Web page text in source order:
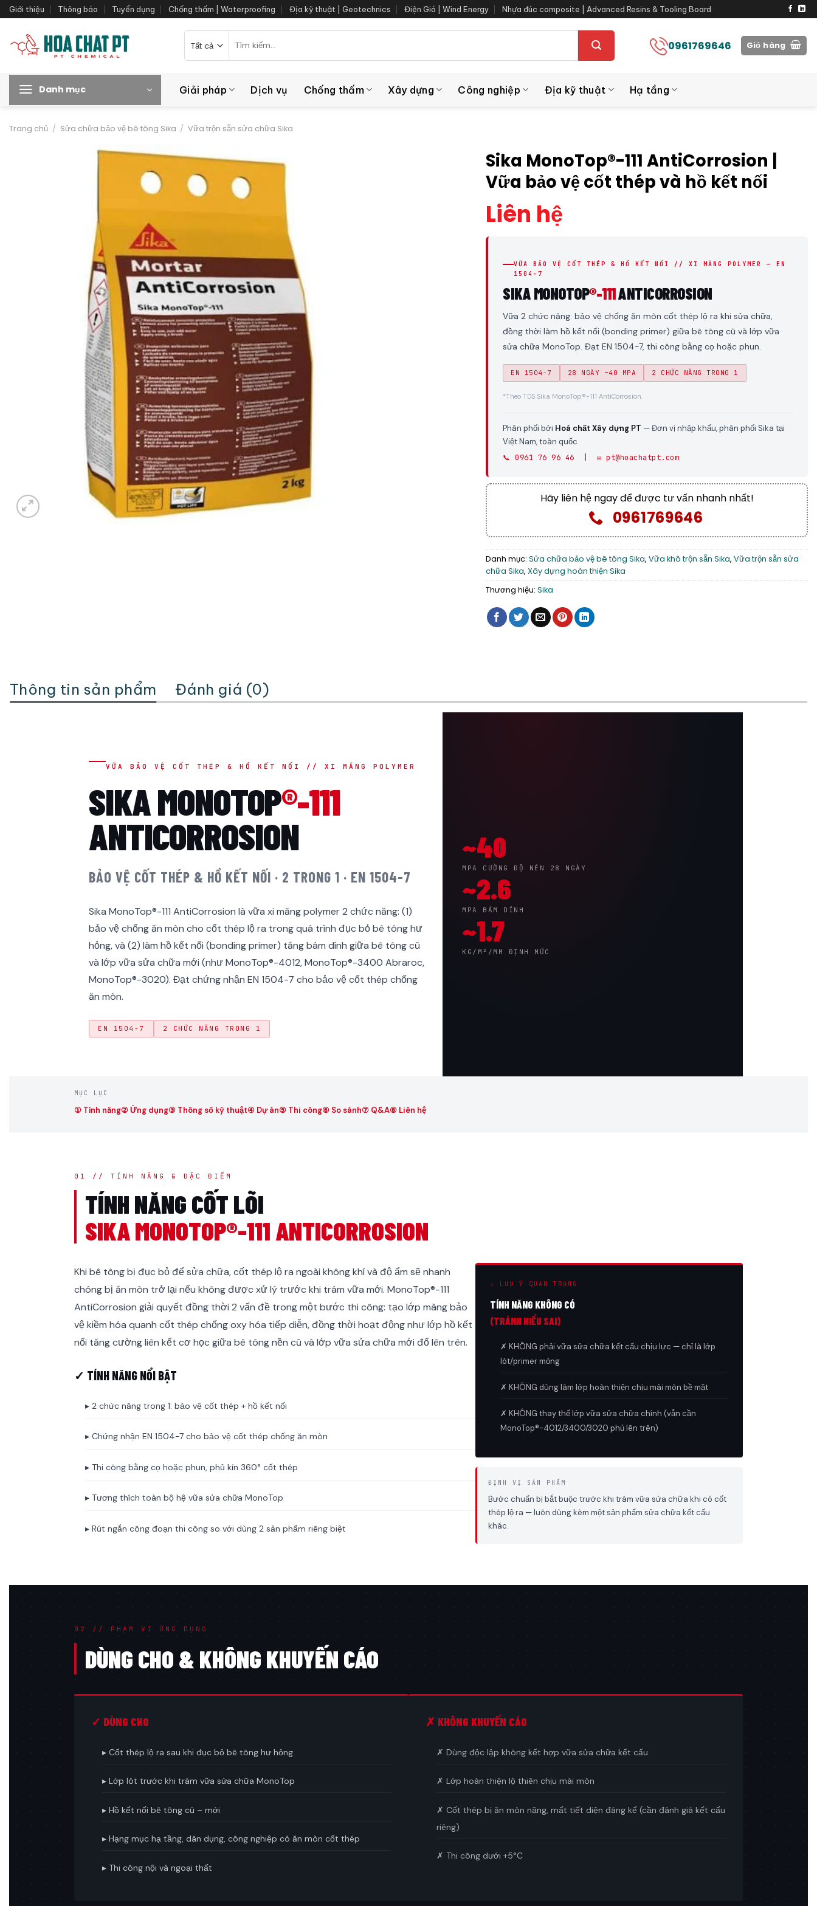
Bỏ
qua
dung
Giới thiệu Thông báo Tuyển dụng Chống thấm | Waterproofing Địa kỹ thuật | Geotechnics Điện Gió | Wind Energy Nhựa đúc composite | Advanced Resins & Tooling Board
kiếm:
0961769646 Giỏ hàng
Danh mục Giải pháp Dịch vụ Chống thấm Xây dựng Công nghiệp Địa kỹ thuật Hạ tầng
Trang chủ / Sửa chữa bảo vệ bê tông Sika / Vữa trộn sẵn sửa chữa Sika
Sika MonoTop®-111 AntiCorrosion |
Vữa bảo vệ cốt thép và hồ kết nối
Liên hệ
VỮA BẢO VỆ CỐT THÉP & HỒ KẾT NỐI // XI MĂNG POLYMER — EN
1504-7
SIKA MONOTOP®-111ANTICORROSION
Vữa 2 chức năng: bảo vệ chống ăn mòn cốt thép lộ ra khi sửa chữa,
đồng thời làm hồ kết nối (bonding primer) giữa bê tông cũ và lớp vữa
sửa chữa MonoTop. Đạt EN 1504-7, thi công bằng cọ hoặc phun.
EN 1504-7 28 NGÀY ~40 MPA 2 CHỨC NĂNG TRONG 1
*Theo TDS Sika MonoTop®-111 AntiCorrosion.
Phân phối bởi Hoá chất Xây dựng PT — Đơn vị nhập khẩu, phân phối Sika tại
Việt Nam, toàn quốc
📞 0961 76 96 46 | ✉️ pt@hoachatpt.com
Hãy liên hệ ngay để được tư vấn nhanh nhất!
0961769646
Danh mục: Sửa chữa bảo vệ bê tông Sika, Vữa khô trộn sẵn Sika, Vữa trộn sẵn sửa
chữa Sika, Xây dựng hoàn thiện Sika
Thương hiệu: Sika
Thông tin sản phẩm Đánh giá (0)
VỮA BẢO VỆ CỐT THÉP & HỒ KẾT NỐI // XI MĂNG POLYMER
SIKA MONOTOP®-111
ANTICORROSION
BẢO VỆ CỐT THÉP & HỒ KẾT NỐI · 2 TRONG 1 · EN 1504-7
Sika MonoTop®-111 AntiCorrosion là vữa xi măng polymer 2 chức năng: (1)
bảo vệ chống ăn mòn cho cốt thép lộ ra trong quá trình đục bỏ bê tông hư
hỏng, và (2) làm hồ kết nối (bonding primer) tăng bám dính giữa bê tông cũ
và lớp vữa sửa chữa mới (như MonoTop®-4012, MonoTop®-3400 Abraroc,
MonoTop®-3020). Đạt chứng nhận EN 1504-7 cho bảo vệ cốt thép chống
ăn mòn.
EN 1504-7 2 CHỨC NĂNG TRONG 1
~40
MPA CƯỜNG ĐỘ NÉN 28 NGÀY
~2.6
MPA BÁM DÍNH
~1.7
KG/M²/MM ĐỊNH MỨC
MỤC LỤC
① Tính năng② Ứng dụng③ Thông số kỹ thuật④ Dự án⑤ Thi công⑥ So sánh⑦ Q&A⑧ Liên hệ
01 // TÍNH NĂNG & ĐẶC ĐIỂM
TÍNH NĂNG CỐT LÕI
SIKA MONOTOP®-111 ANTICORROSION
Khi bê tông bị đục bỏ để sửa chữa, cốt thép lộ ra ngoài không khí và độ ẩm sẽ nhanh
chóng bị ăn mòn trở lại nếu không được xử lý trước khi trám vữa mới. MonoTop®-111
AntiCorrosion giải quyết đồng thời 2 vấn đề trong một bước thi công: tạo lớp màng bảo
vệ kiềm hóa quanh cốt thép chống oxy hóa tiếp diễn, đồng thời hoạt động như lớp hồ kết
nối tăng cường liên kết cơ học giữa bê tông nền cũ và lớp vữa sửa chữa mới đổ lên trên.
✓ TÍNH NĂNG NỔI BẬT
▸ 2 chức năng trong 1: bảo vệ cốt thép + hồ kết nối
▸ Chứng nhận EN 1504-7 cho bảo vệ cốt thép chống ăn mòn
▸ Thi công bằng cọ hoặc phun, phủ kín 360° cốt thép
▸ Tương thích toàn bộ hệ vữa sửa chữa MonoTop
▸ Rút ngắn công đoạn thi công so với dùng 2 sản phẩm riêng biệt
⚠ LƯU Ý QUAN TRỌNG
TÍNH NĂNG KHÔNG CÓ
(TRÁNH HIỂU SAI)
✗ KHÔNG phải vữa sửa chữa kết cấu chịu lực — chỉ là lớp
lót/primer mỏng
✗ KHÔNG dùng làm lớp hoàn thiện chịu mài mòn bề mặt
✗ KHÔNG thay thế lớp vữa sửa chữa chính (vẫn cần
MonoTop®-4012/3400/3020 phủ lên trên)
ĐỊNH VỊ SẢN PHẨM
Bước chuẩn bị bắt buộc trước khi trám vữa sửa chữa khi có cốt
thép lộ ra — luôn dùng kèm một sản phẩm sửa chữa kết cấu
khác.
02 // PHẠM VI ỨNG DỤNG
DÙNG CHO & KHÔNG KHUYẾN CÁO
✓ DÙNG CHO
▸ Cốt thép lộ ra sau khi đục bỏ bê tông hư hỏng
▸ Lớp lót trước khi trám vữa sửa chữa MonoTop
▸ Hồ kết nối bê tông cũ – mới
▸ Hạng mục hạ tầng, dân dụng, công nghiệp có ăn mòn cốt thép
▸ Thi công nội và ngoại thất
✗ KHÔNG KHUYẾN CÁO
✗ Dùng độc lập không kết hợp vữa sửa chữa kết cấu
✗ Lớp hoàn thiện lộ thiên chịu mài mòn
✗ Cốt thép bị ăn mòn nặng, mất tiết diện đáng kể (cần đánh giá kết cấu
riêng)
✗ Thi công dưới +5°C